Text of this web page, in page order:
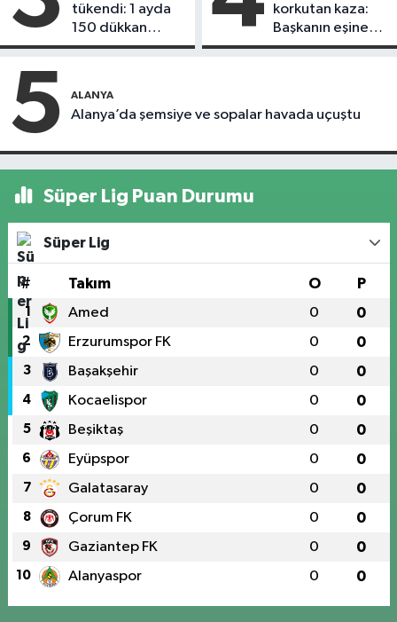
tükendi: 1 ayda
150 dükkan
kapandı
korkutan kaza:
Başkanın eşine
motosiklet çarptı
5 ALANYA
Alanya’da şemsiye ve sopalar havada uçuştu
Süper Lig Puan Durumu
Süper Lig
# Takım O P
1 Amed 0 0
2 Erzurumspor FK 0 0
3 Başakşehir 0 0
4 Kocaelispor 0 0
5 Beşiktaş 0 0
6 Eyüpspor 0 0
7 Galatasaray 0 0
8 Çorum FK 0 0
9 Gaziantep FK 0 0
10 Alanyaspor 0 0